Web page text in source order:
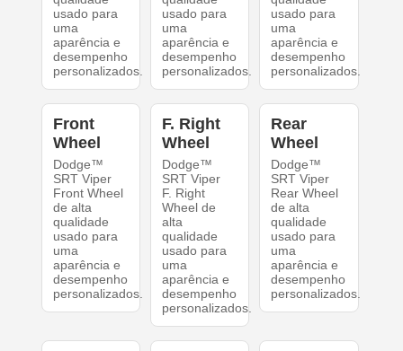
usado para
uma
aparência e
desempenho
personalizados.
usado para
uma
aparência e
desempenho
personalizados.
usado para
uma
aparência e
desempenho
personalizados.
Front
Wheel
Dodge™
SRT Viper
Front Wheel
de alta
qualidade
usado para
uma
aparência e
desempenho
personalizados.
F. Right
Wheel
Dodge™
SRT Viper
F. Right
Wheel de
alta
qualidade
usado para
uma
aparência e
desempenho
personalizados.
Rear
Wheel
Dodge™
SRT Viper
Rear Wheel
de alta
qualidade
usado para
uma
aparência e
desempenho
personalizados.